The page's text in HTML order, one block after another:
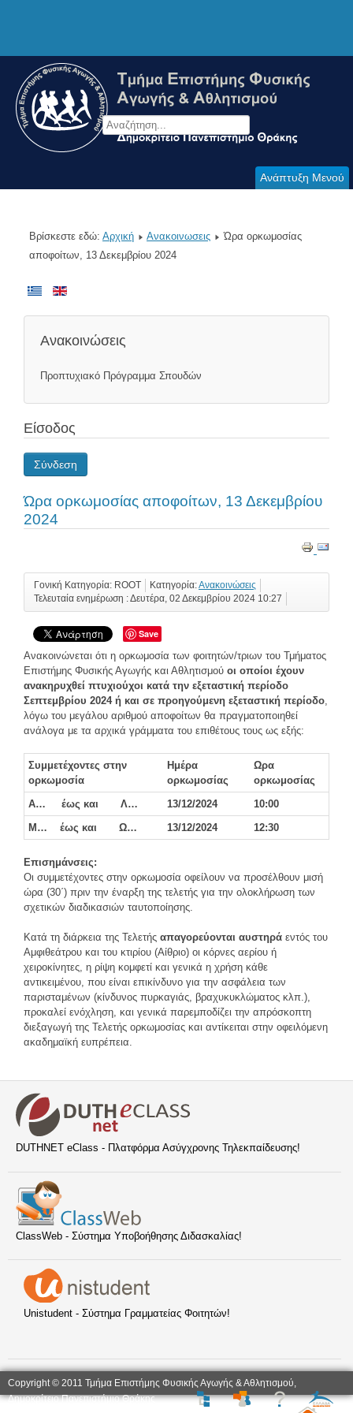
Ανάπτυξη Μενού
Βρίσκεστε εδώ: Αρχική Ανακοινωσεις
Ώρα ορκωμοσίας
αποφοίτων, 13 Δεκεμβρίου 2024
Ανακοινώσεις
Προπτυχιακό Πρόγραμμα Σπουδών
Είσοδος
Σύνδεση
Ώρα ορκωμοσίας αποφοίτων, 13 Δεκεμβρίου
2024
Γονική Κατηγορία: ROOT Κατηγορία:Ανακοινώσεις
Τελευταία ενημέρωση : Δευτέρα, 02 Δεκεμβρίου 2024 10:27
Save
Ανακοινώνεται ότι η ορκωμοσία των φοιτητών/τριων του Τμήματος
Επιστήμης Φυσικής Αγωγής και Αθλητισμού οι οποίοι έχουν
ανακηρυχθεί πτυχιούχοι κατά την εξεταστική περίοδο
Σεπτεμβρίου 2024 ή και σε προηγούμενη εξεταστική περίοδο
λόγω του μεγάλου αριθμού αποφοίτων θα πραγματοποιηθεί
ανάλογα με τα αρχικά γράμματα του επιθέτους τους ως εξής:
Συμμετέχοντες στην
ορκωμοσία
Ημέρα
ορκωμοσίας
Ωρα
ορκωμοσίας
Α… έως και Λ…
13/12/2024
10:00
Μ… έως και Ω…
13/12/2024 12:30
Επισημάνσεις:
Οι συμμετέχοντες στην ορκωμοσία οφείλουν να προσέλθουν μισή
ώρα (30΄) πριν την έναρξη της τελετής για την ολοκλήρωση των
σχετικών διαδικασιών ταυτοποίησης.
Κατά τη διάρκεια της Τελετής απαγορεύονται αυστηρά εντός του
Αμφιθεάτρου και του κτιρίου (Αίθριο) οι κόρνες αερίου ή
χειροκίνητες, η ρίψη κομφετί και γενικά η χρήση κάθε
αντικειμένου, που είναι επικίνδυνο για την ασφάλεια των
παρισταμένων (κίνδυνος πυρκαγιάς, βραχυκυκλώματος κλπ.),
προκαλεί ενόχληση, και γενικά παρεμποδίζει την απρόσκοπτη
διεξαγωγή της Τελετής ορκωμοσίας και αντίκειται στην οφειλόμενη
ακαδημαϊκή ευπρέπεια.
DUTHNET eClass - Πλατφόρμα Ασύγχρονης Τηλεκπαίδευσης!
ClassWeb - Σύστημα Υποβοήθησης Διδασκαλίας!
Unistudent - Σύστημα Γραμματείας Φοιτητών!
Copyright © 2011 Τμήμα Επιστήμης Φυσικής Αγωγής & Αθλητισμού,
Δημοκρίτειο Πανεπιστήμιο Θράκης